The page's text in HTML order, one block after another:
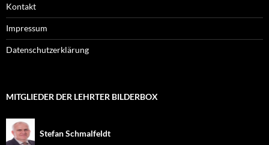
Kontakt
Impressum
Datenschutzerklärung
MITGLIEDER DER LEHRTER BILDERBOX
Stefan Schmalfeldt